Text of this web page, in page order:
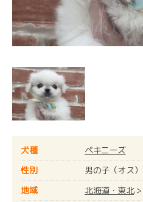
犬種
ペキニーズ
性別
男の子（オス）
地域
北海道・東北>